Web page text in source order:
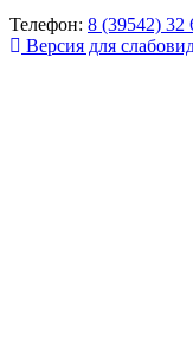
Телефон: 8 (39542) 32
Версия для